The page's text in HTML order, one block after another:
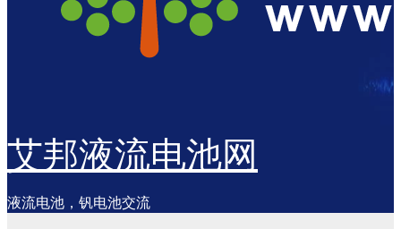
艾邦液流电池网
液流电池，钒电池交流